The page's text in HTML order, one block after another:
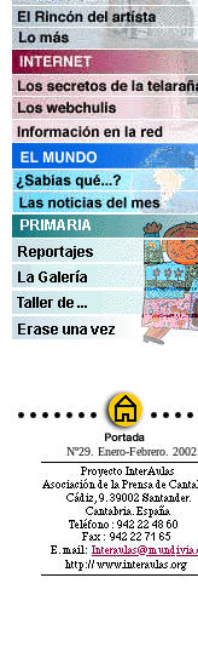
Nº29. Enero-Febrero. 2002.